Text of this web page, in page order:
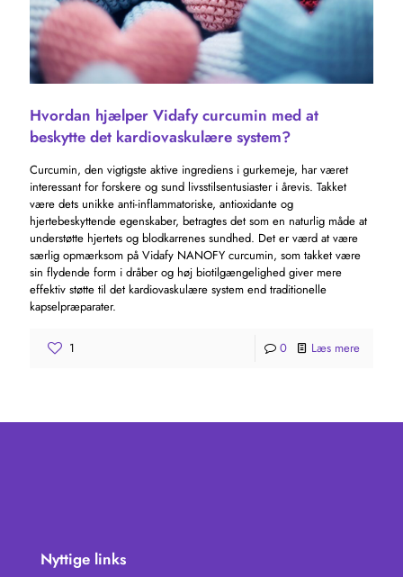
Hvordan hjælper Vidafy curcumin med at
beskytte det kardiovaskulære system?
Curcumin, den vigtigste aktive ingrediens i gurkemeje, har været
interessant for forskere og sund livsstilsentusiaster i årevis. Takket
være dets unikke anti-inflammatoriske, antioxidante og
hjertebeskyttende egenskaber, betragtes det som en naturlig måde at
understøtte hjertets og blodkarrenes sundhed. Det er værd at være
særlig opmærksom på Vidafy NANOFY curcumin, som takket være
sin flydende form i dråber og høj biotilgængelighed giver mere
effektiv støtte til det kardiovaskulære system end traditionelle
kapselpræparater.
1 0 Læs mere
Nyttige links